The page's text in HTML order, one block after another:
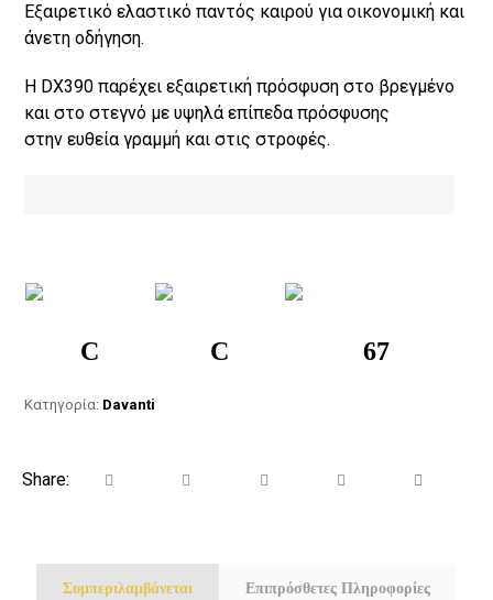
Εξαιρετικό ελαστικό παντός καιρού για οικονομική και
άνετη οδήγηση.
Η DX390 παρέχει εξαιρετική πρόσφυση στο βρεγμένο
και στο στεγνό με υψηλά επίπεδα πρόσφυσης
στην ευθεία γραμμή και στις στροφές.
C C 67
Κατηγορία: Davanti
Συμπεριλαμβάνεται Επιπρόσθετες Πληροφορίες